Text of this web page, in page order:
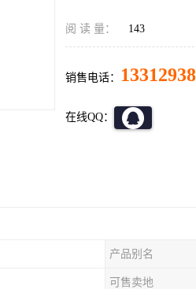
阅 读 量： 143
销售电话：
在线QQ：
产品别名
可售卖地